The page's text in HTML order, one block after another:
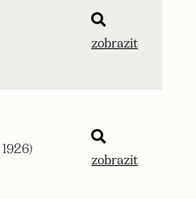
zobrazit
zobrazit